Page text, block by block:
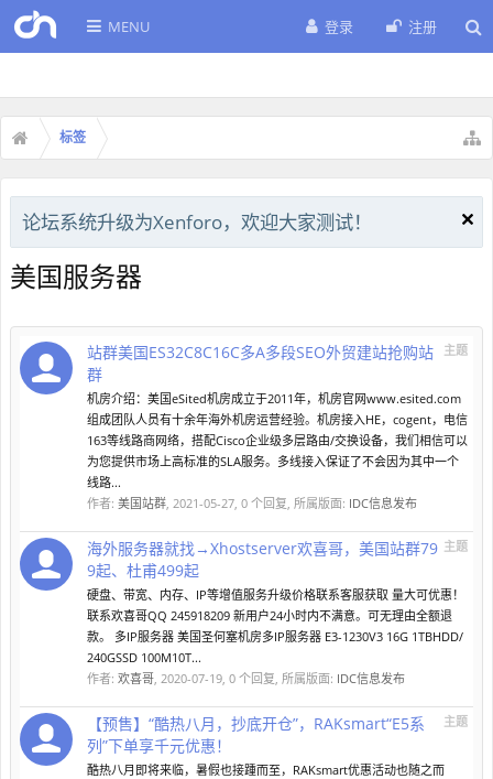
MENU 登录 注册
标签
论坛系统升级为Xenforo，欢迎大家测试！
美国服务器
主题
站群美国ES32C8C16C多A多段SEO外贸建站抢购站
群
机房介绍：美国eSited机房成立于2011年，机房官网www.esited.com
组成团队人员有十余年海外机房运营经验。机房接入HE，cogent，电信
163等线路商网络，搭配Cisco企业级多层路由/交换设备，我们相信可以
为您提供市场上高标准的SLA服务。多线接入保证了不会因为其中一个
线路...
作者: 美国站群, 2021-05-27, 0 个回复, 所属版面: IDC信息发布
主题
海外服务器就找→Xhostserver欢喜哥，美国站群79
9起、杜甫499起
硬盘、带宽、内存、IP等增值服务升级价格联系客服获取 量大可优惠！
联系欢喜哥QQ 245918209 新用户24小时内不满意。可无理由全额退
款。 多IP服务器 美国圣何塞机房多IP服务器 E3-1230V3 16G 1TBHDD/
240GSSD 100M10T...
作者: 欢喜哥, 2020-07-19, 0 个回复, 所属版面: IDC信息发布
主题
【预售】“酷热八月，抄底开仓”，RAKsmart“E5系
列”下单享千元优惠！
酷热八月即将来临，暑假也接踵而至，RAKsmart优惠活动也随之而